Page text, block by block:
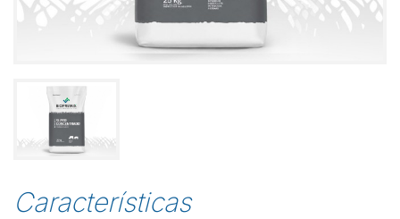
Características